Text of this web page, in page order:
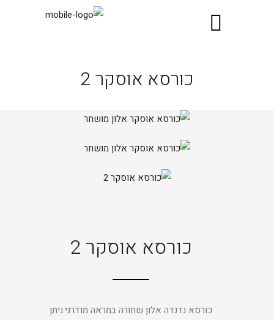
כורסא אוסקר 2
כורסא אוסקר 2
כורסא נדנדה אלון שחורה במראה מודרני.ניתן